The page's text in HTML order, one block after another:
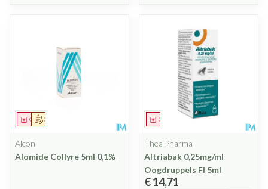
Op voorschrift
Geneesmiddel
Alcon
Alomide Collyre 5ml 0,1%
Geneesmiddel
Thea Pharma
Altriabak 0,25mg/ml
Oogdruppels Fl 5ml
€ 14,71